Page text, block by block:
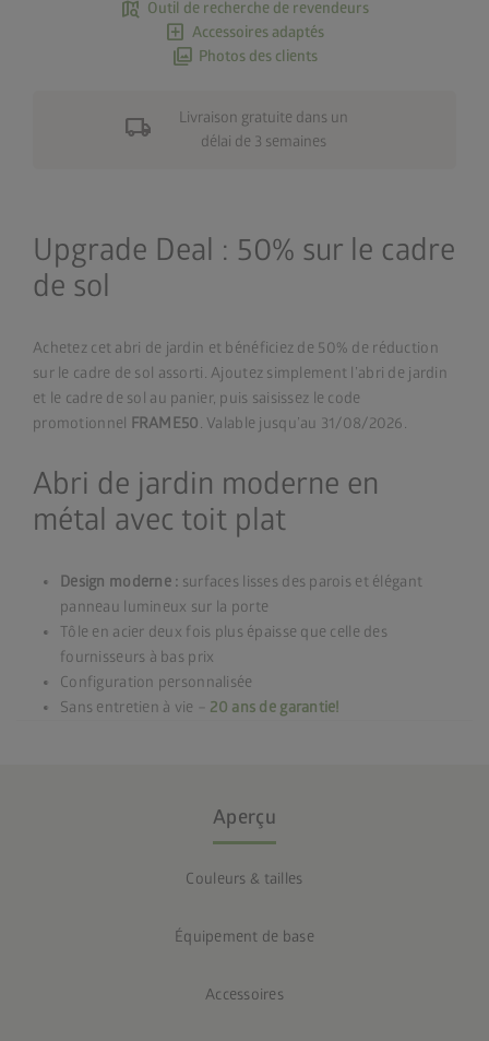
map_search Outil de recherche de revendeurs
add_box Accessoires adaptés
photo_library Photos des clients
local_shipping
Livraison gratuite dans un
délai de 3 semaines
Upgrade Deal : 50% sur le cadre
de sol
Achetez cet abri de jardin et bénéficiez de 50% de réduction
sur le cadre de sol assorti. Ajoutez simplement l’abri de jardin
et le cadre de sol au panier, puis saisissez le code
promotionnel
FRAME50. Valable jusqu’au 31/08/2026.
Abri de jardin moderne en
métal avec toit plat
Design moderne : surfaces lisses des parois et élégant
panneau lumineux sur la porte
Tôle en acier deux fois plus épaisse que celle des
fournisseurs à bas prix
Configuration personnalisée
Sans entretien à vie – 20 ans de garantie!
Aperçu
Couleurs & tailles
Équipement de base
Accessoires